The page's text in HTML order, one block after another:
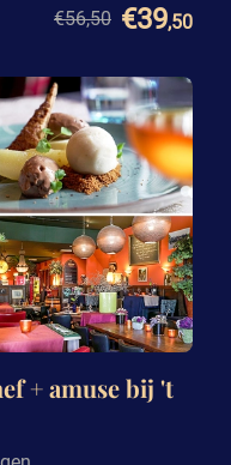
€56,50 €39,50
+ amuse bij 't